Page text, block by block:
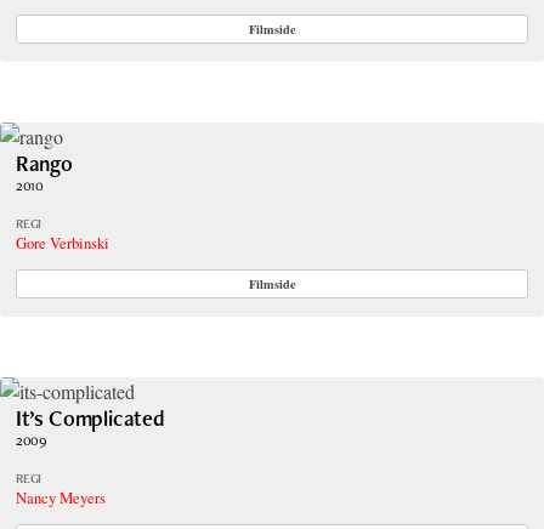
Filmside
Rango
2010
REGI
Gore Verbinski
Filmside
It’s Complicated
2009
REGI
Nancy Meyers